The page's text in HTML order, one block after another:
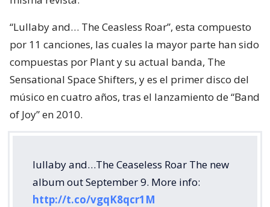
“Lullaby and… The Ceasless Roar”, esta compuesto
por 11 canciones, las cuales la mayor parte han sido
compuestas por Plant y su actual banda, The
Sensational Space Shifters, y es el primer disco del
músico en cuatro años, tras el lanzamiento de “Band
of Joy” en 2010.
lullaby and…The Ceaseless Roar The new
album out September 9. More info:
http://t.co/vgqK8qcr1M